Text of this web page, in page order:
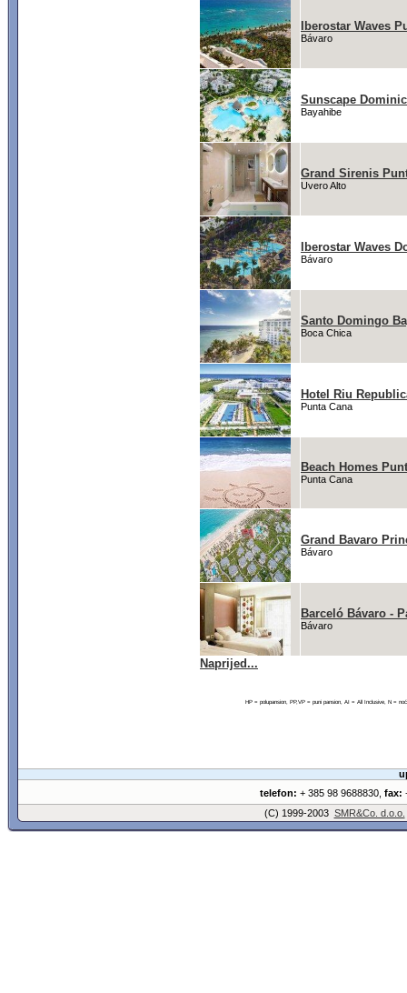
Iberostar Waves
Bávaro
Sunscape
Bayahibe
Grand Sirenis
Uvero Alto
Iberostar Waves
Bávaro
Santo Domingo
Boca Chica
Hotel Riu
Punta Cana
Beach Homes
Punta Cana
Grand Bavaro
Bávaro
Barceló Bávaro -
Bávaro
Naprijed...
HP = polupansion, PP,VP = puni pansion, AI = All Inclusive, N =
telefon: + 385 98 9688830, fax:
(C) 1999-2003 SMR&Co. d.o.o.